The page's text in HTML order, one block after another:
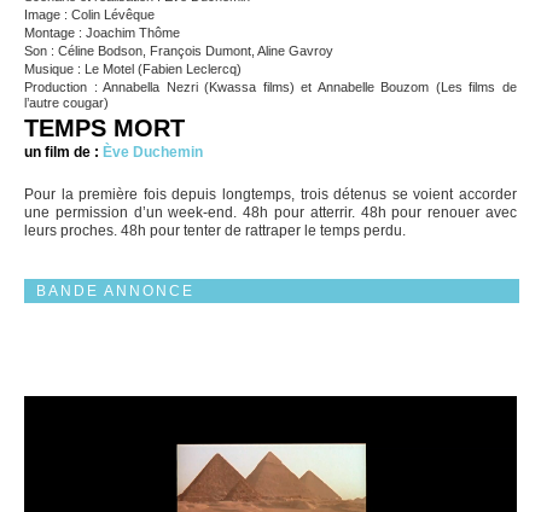
Image : Colin Lévêque
Montage : Joachim Thôme
Son : Céline Bodson, François Dumont, Aline Gavroy
Musique : Le Motel (Fabien Leclercq)
Production : Annabella Nezri (Kwassa films) et Annabelle Bouzom (Les films de
l’autre cougar)
TEMPS MORT
un film de : Ève Duchemin
Pour la première fois depuis longtemps, trois détenus se voient accorder
une permission d’un week-end. 48h pour atterrir. 48h pour renouer avec
leurs proches. 48h pour tenter de rattraper le temps perdu.
BANDE ANNONCE